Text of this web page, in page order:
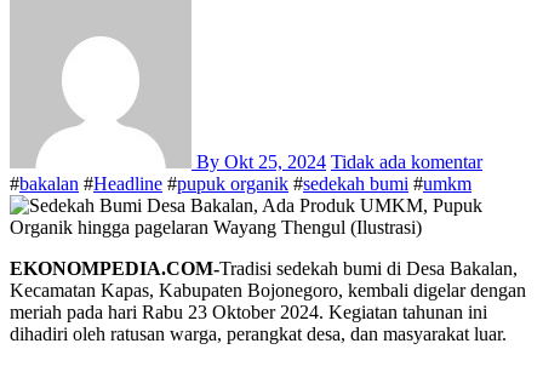
By Okt 25, 2024 Tidak ada komentar
#bakalan #Headline #pupuk organik #sedekah bumi #umkm
EKONOMPEDIA.COM-Tradisi sedekah bumi di Desa Bakalan,
Kecamatan Kapas, Kabupaten Bojonegoro, kembali digelar dengan
meriah pada hari Rabu 23 Oktober 2024. Kegiatan tahunan ini
dihadiri oleh ratusan warga, perangkat desa, dan masyarakat luar.